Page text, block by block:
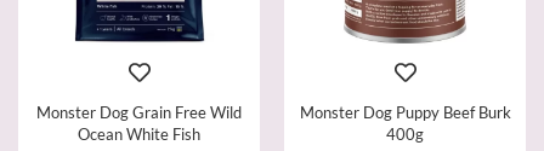
Monster Dog Grain Free Wild
Ocean White Fish
Monster Dog Puppy Beef Burk
400g